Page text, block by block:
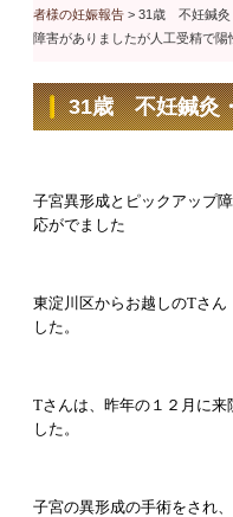
者様の妊娠報告 > 31歳 不妊鍼灸
障害がありましたが人工受精で陽
31歳 不妊鍼灸
クアップ障害が
反応
子宮異形成とピックアップ
応がでました
東淀川区からお越しのTさん
した。
Tさんは、昨年の１２月に来
した。
子宮の異形成の手術をされ